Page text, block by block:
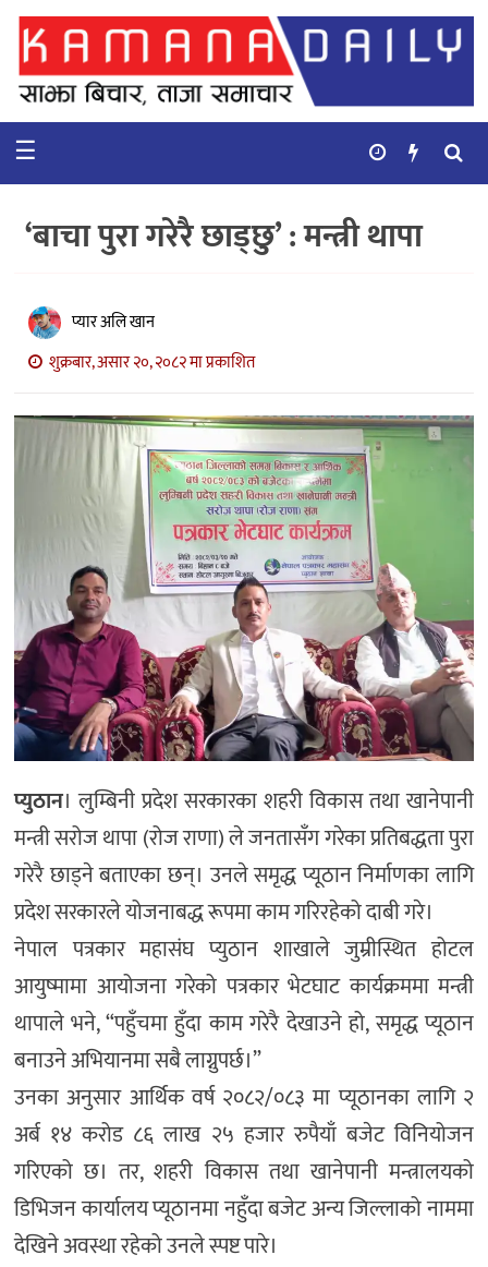
गृहपृष्ठ
समाचार
कुराकानी
अर्थ
र
बाणिज्य
सिफारिस
☰
‘बाचा पुरा गरेरै छाड्छु’ : मन्त्री थापा
प्यार अलि खान
शुक्रबार, असार २०, २०८२ मा प्रकाशित
प्युठान। लुम्बिनी प्रदेश सरकारका शहरी विकास तथा खानेपानी
मन्त्री सरोज थापा (रोज राणा) ले जनतासँग गरेका प्रतिबद्धता पुरा
गरेरै छाड्ने बताएका छन्। उनले समृद्ध प्यूठान निर्माणका लागि
प्रदेश सरकारले योजनाबद्ध रूपमा काम गरिरहेको दाबी गरे।
नेपाल पत्रकार महासंघ प्युठान शाखाले जुम्रीस्थित होटल
आयुष्मामा आयोजना गरेको पत्रकार भेटघाट कार्यक्रममा मन्त्री
थापाले भने, “पहुँचमा हुँदा काम गरेरै देखाउने हो, समृद्ध प्यूठान
बनाउने अभियानमा सबै लाग्नुपर्छ।”
उनका अनुसार आर्थिक वर्ष २०८२/०८३ मा प्यूठानका लागि २
अर्ब १४ करोड ८६ लाख २५ हजार रुपैयाँ बजेट विनियोजन
गरिएको छ। तर, शहरी विकास तथा खानेपानी मन्त्रालयको
डिभिजन कार्यालय प्यूठानमा नहुँदा बजेट अन्य जिल्लाको नाममा
देखिने अवस्था रहेको उनले स्पष्ट पारे।